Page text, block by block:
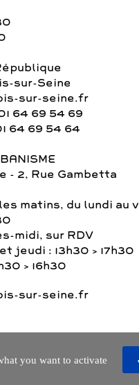
sur-Seine
sur-seine.fr
64 69 54 69
64 69 54 64
- 2, Rue Gambetta
matins, du lundi au
midi, sur RDV
jeudi : 13h30 > 17h30
> 16h30
sur-seine.fr
you want to activate